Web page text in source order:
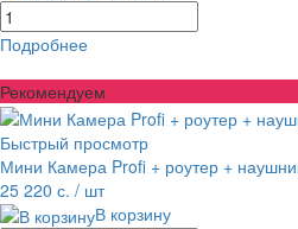
Подробнее
Рекомендуем
Быстрый просмотр
Мини Камера Profi + роутер +
25 220 с. / шт
В корзину